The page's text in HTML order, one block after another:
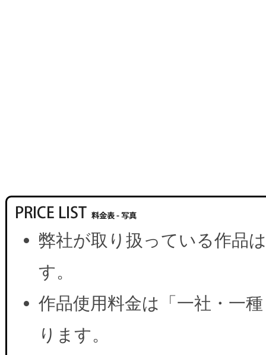
弊社が取り扱っている作品
す。
作品使用料金は「一社・一
ります。